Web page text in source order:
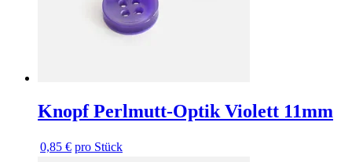
Knopf Perlmutt-Optik Violett 11mm
0,85 € pro Stück